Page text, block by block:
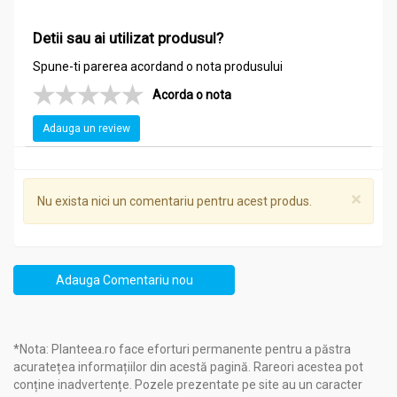
Detii sau ai utilizat produsul?
Spune-ti parerea acordand o nota produsului
Acorda o nota
Adauga un review
×
Nu exista nici un comentariu pentru acest produs.
Adauga Comentariu nou
*Nota: Planteea.ro face eforturi permanente pentru a păstra
acuratețea informațiilor din acestă pagină. Rareori acestea pot
conține inadvertențe. Pozele prezentate pe site au un caracter